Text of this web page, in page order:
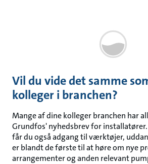
Vil du vide det samme
kolleger i branchen?
Mange af dine kolleger branchen har
Grundfos' nyhedsbrev for
får du også adgang til værktøjer,
er blandt de første til at høre om nye
arrangementer og anden relevant